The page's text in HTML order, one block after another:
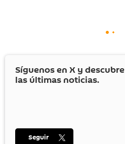
Síguenos en X y descubre
las últimas noticias.
Seguir